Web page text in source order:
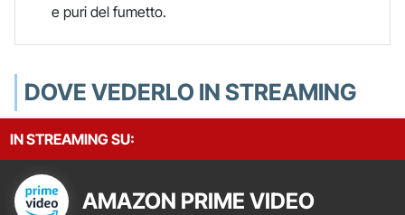
e puri del fumetto.
DOVE VEDERLO IN STREAMING
IN STREAMING SU:
AMAZON PRIME VIDEO